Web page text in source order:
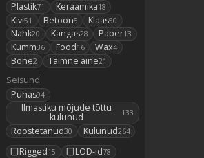
Plastik71 Keraamika18
Kivi51 Betoon5 Klaas50
Nahk20 Kangas28 Paber13
Kumm36 Food16 Wax4
Bone2 Taimne aine21
Seisund
Puhas94
Ilmastiku mõjude tõttu
kulunud
133
Roostetanud30 Kulunud264
Rigged15 LOD-id78